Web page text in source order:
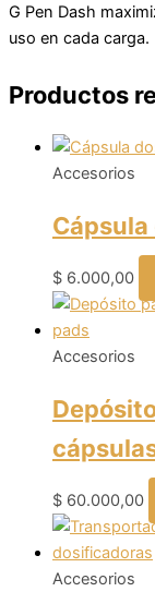
G Pen Dash
uso en cada carga.
Productos
Accesorios
$ 6.000,00
Accesorios
$ 60.000,00
Accesorios